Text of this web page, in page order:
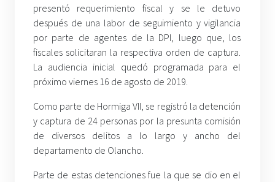
presentó requerimiento fiscal y se le detuvo
después de una labor de seguimiento y vigilancia
por parte de agentes de la DPI, luego que, los
fiscales solicitaran la respectiva orden de captura.
La audiencia inicial quedó programada para el
próximo viernes 16 de agosto de 2019.
Como parte de Hormiga VII, se registró la detención
y captura de 24 personas por la presunta comisión
de diversos delitos a lo largo y ancho del
departamento de Olancho.
Parte de estas detenciones fue la que se dio en el